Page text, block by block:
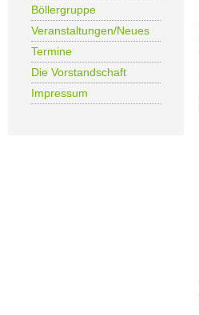
Böllergruppe
Veranstaltungen/Neues
Termine
Die Vorstandschaft
Impressum